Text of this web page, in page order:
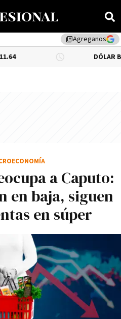
library_addAgreganos
DÓLAR BNA $1,520.00
a Caputo:
en baja, siguen
en súper